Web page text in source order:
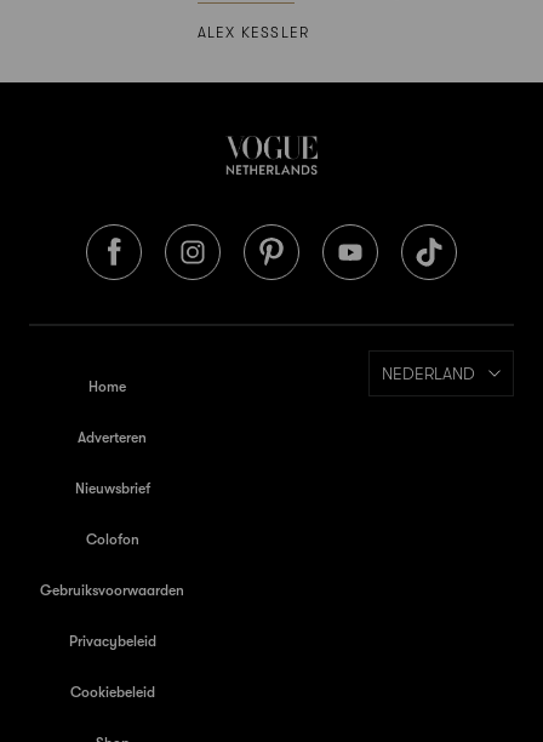
ALEX KESSLER
Home
Adverteren
Nieuwsbrief
Colofon
Gebruiksvoorwaarden
Privacybeleid
Cookiebeleid
NEDERLAND